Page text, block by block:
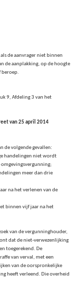
de aanvrager niet binnen
de aanplakking, op de hoogte
beroep.
9, Afdeling 3 van het
van 25 april 2014
de volgende gevallen:
handelingen niet wordt
meer dan drie
na het verlenen van de
binnen vijf jaar na het
van de vergunninghouder,
dat de niet-verwezenlijking
toegerekend. De
van verval, met een
van de oorspronkelijke
heeft verleend. Die overheid